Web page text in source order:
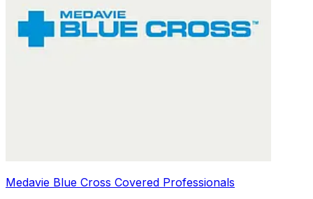
Medavie Blue Cross Covered Professionals